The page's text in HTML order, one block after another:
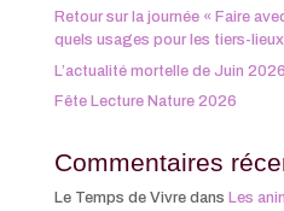
Retour sur la journée « Faire
quels usages pour les tiers-
L’actualité mortelle de Juin 2026
Fête Lecture Nature 2026
Commentaires
Le Temps de Vivredans Les